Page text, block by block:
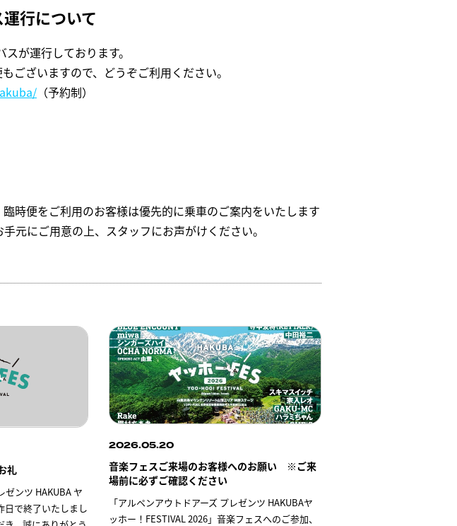
行について
が運行しております。
ございますので、どうぞご利用ください。
（予約制）
時便をご利用のお客様は優先的に乗車のご案内をいたします
元にご用意の上、スタッフにお声がけください。
礼
ゼンツ HAKUBA ヤ
日で終了いたしまし
2026.05.20
音楽フェスご来場のお客様へのお願い ※ご来
場前に必ずご確認ください
「アルペンアウトドアーズ プレゼンツ HAKUBAヤ
ッホー！FESTIVAL 2026」音楽フェスへのご参加、